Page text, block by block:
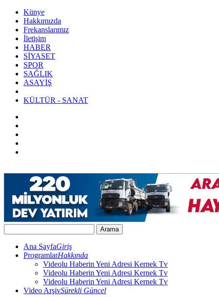
Künye
Hakkımızda
Frekanslarımız
İletişim
HABER
SİYASET
SPOR
SAĞLIK
ASAYİŞ
KÜLTÜR - SANAT
Ana SayfaGiriş
ProgramlarHakkında
Videolu Haberin Yeni Adresi Kernek Tv
Videolu Haberin Yeni Adresi Kernek Tv
Videolu Haberin Yeni Adresi Kernek Tv
Video ArşivSürekli Güncel